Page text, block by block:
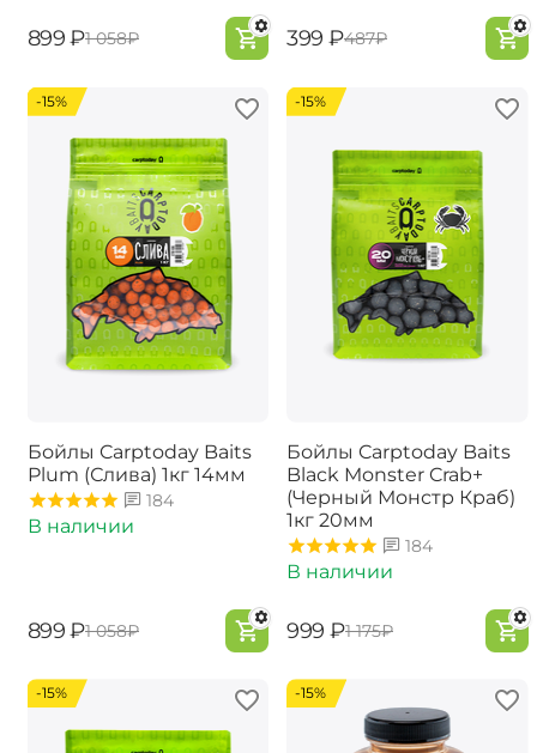
‍899‍ ₽‍1 058‍₽ ‍399‍ ₽‍487‍₽
-15%
Бойлы Carptoday Baits
Plum (Слива) 1кг 14мм
184
В наличии
‍899‍ ₽‍1 058‍₽
-15%
Бойлы Carptoday Baits
Black Monster Crab+
(Черный Монстр Краб)
1кг 20мм
184
В наличии
‍999‍ ₽‍1 175‍₽
-15% -15%